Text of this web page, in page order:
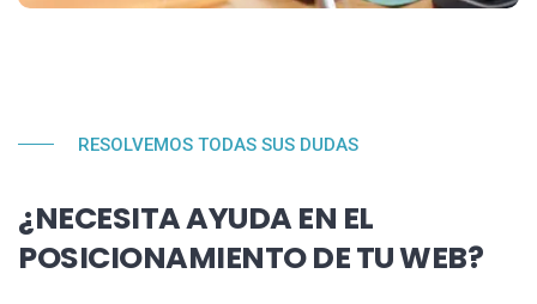
RESOLVEMOS TODAS SUS DUDAS
¿NECESITA AYUDA EN EL
POSICIONAMIENTO DE TU WEB?